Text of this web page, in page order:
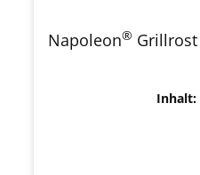
Napoleon® Grillrost
Inhalt: